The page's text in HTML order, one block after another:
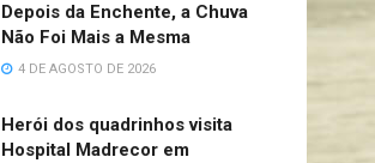
Depois da Enchente, a Chuva
Não Foi Mais a Mesma
4 DE AGOSTO DE 2026
Herói dos quadrinhos visita
Hospital Madrecor em